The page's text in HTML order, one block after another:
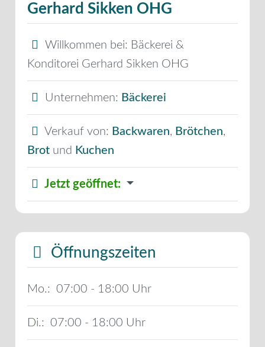
Gerhard Sikken OHG
Willkommen bei: Bäckerei &
Konditorei Gerhard Sikken OHG
Unternehmen: Bäckerei
Verkauf von: Backwaren, Brötchen,
Brot und Kuchen
Jetzt geöffnet:
Öffnungszeiten
Mo.: 07:00 - 18:00
Di.: 07:00 - 18:00